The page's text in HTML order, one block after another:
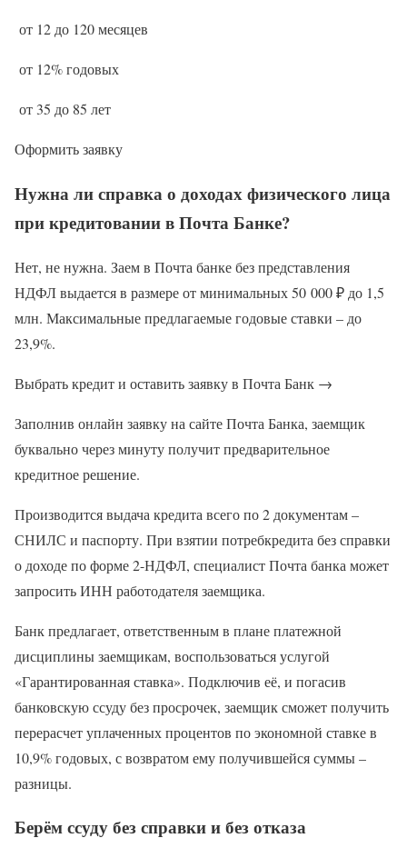
от 12 до 120 месяцев
от 12% годовых
от 35 до 85 лет
Оформить заявку
Нужна ли справка о доходах физического лица
при кредитовании в Почта Банке?
Нет, не нужна. Заем в Почта банке без представления
НДФЛ выдается в размере от минимальных 50 000 ₽ до 1,5
млн. Максимальные предлагаемые годовые ставки – до
23,9%.
Выбрать кредит и оставить заявку в Почта Банк →
Заполнив онлайн заявку на сайте Почта Банка, заемщик
буквально через минуту получит предварительное
кредитное решение.
Производится выдача кредита всего по 2 документам –
СНИЛС и паспорту. При взятии потребкредита без справки
о доходе по форме 2-НДФЛ, специалист Почта банка может
запросить ИНН работодателя заемщика.
Банк предлагает, ответственным в плане платежной
дисциплины заемщикам, воспользоваться услугой
«Гарантированная ставка». Подключив её, и погасив
банковскую ссуду без просрочек, заемщик сможет получить
перерасчет уплаченных процентов по экономной ставке в
10,9% годовых, с возвратом ему получившейся суммы –
разницы.
Берём ссуду без справки и без отказа